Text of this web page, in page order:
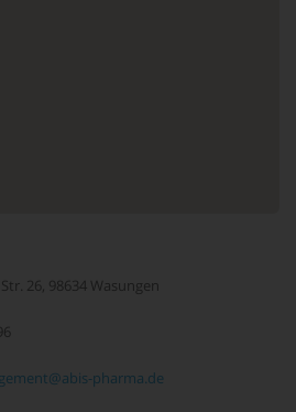
26, 98634 Wasungen
pharma.de